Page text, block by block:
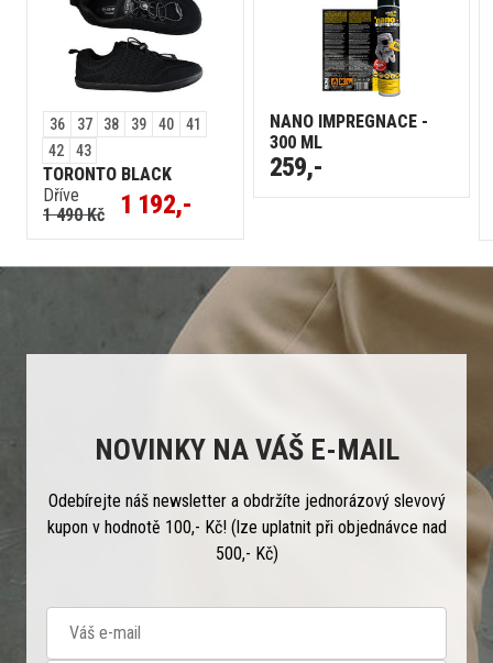
36 37 38 39 40
41
42
43
TORONTO BLACK
Dříve
1 490 Kč
1 192,-
NANO IMPREGNACE -
300 ML
259,-
NOVINKY NA VÁŠ E-MAIL
Odebírejte náš newsletter a obdržíte jednorázový slevový
kupon v hodnotě 100,- Kč! (lze uplatnit při objednávce nad
500,- Kč)